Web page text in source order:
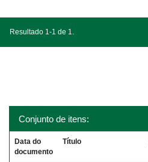
Resultado 1-1 de 1.
Conjunto de itens:
Data do
documento
Título